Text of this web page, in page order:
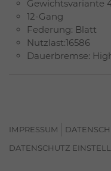
Gewichtsvariante
12-Gang
Federung: Blatt
Nutzlast:16586
Dauerbremse:
IMPRESSUM
DATENSCHUTZ